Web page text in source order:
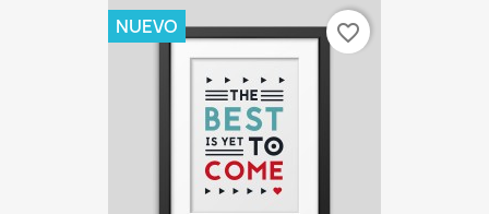
NUEVO favorite_border